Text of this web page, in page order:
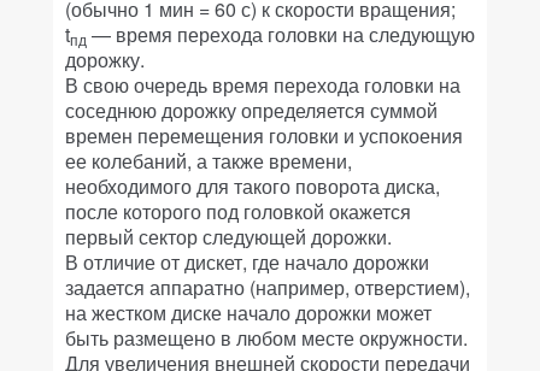
(обычно 1 мин = 60 с) к скорости вращения;
tпд — время перехода головки на следующую
дорожку.
В свою очередь время перехода головки на
соседнюю дорожку определяется суммой
времен перемещения головки и успокоения
ее колебаний, а также времени,
необходимого для такого поворота диска,
после которого под головкой окажется
первый сектор следующей дорожки.
В отличие от дискет, где начало дорожки
задается аппаратно (например, отверстием),
на жестком диске начало дорожки может
быть размещено в любом месте окружности.
Для увеличения внешней скорости передачи